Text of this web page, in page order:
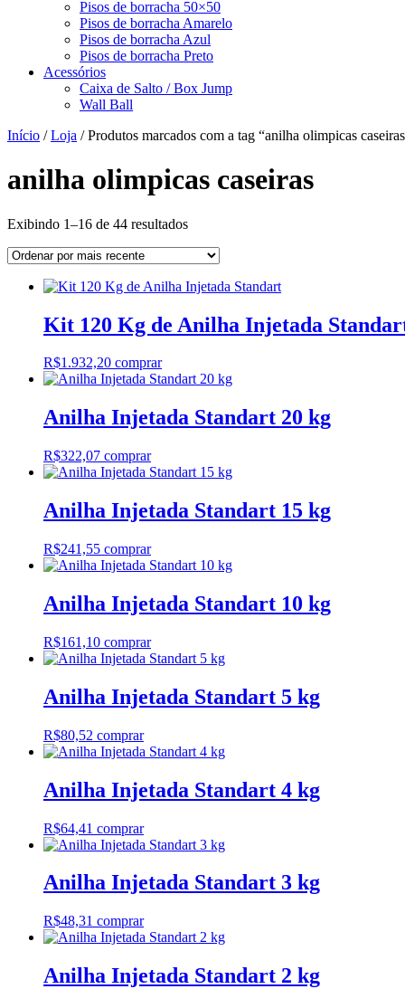
Pisos de borracha 50×50
Pisos de borracha Amarelo
Pisos de borracha Azul
Pisos de borracha Preto
Acessórios
Caixa de Salto / Box Jump
Wall Ball
Início /Loja / Produtos marcados com a tag “anilha olimpicas
anilha olimpicas caseiras
Exibindo 1–16 de 44 resultadosClassificado
mais
Kit 120 Kg de Anilha Injetada
R$1.932,20 comprar
Anilha Injetada Standart 20 kg
R$322,07 comprar
Anilha Injetada Standart 15 kg
R$241,55 comprar
Anilha Injetada Standart 10 kg
R$161,10 comprar
Anilha Injetada Standart 5 kg
R$80,52 comprar
Anilha Injetada Standart 4 kg
R$64,41 comprar
Anilha Injetada Standart 3 kg
R$48,31 comprar
Anilha Injetada Standart 2 kg